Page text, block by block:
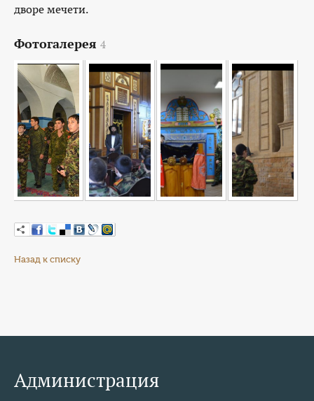
дворе мечети.
Фотогалерея 4
Назад к списку
Администрация